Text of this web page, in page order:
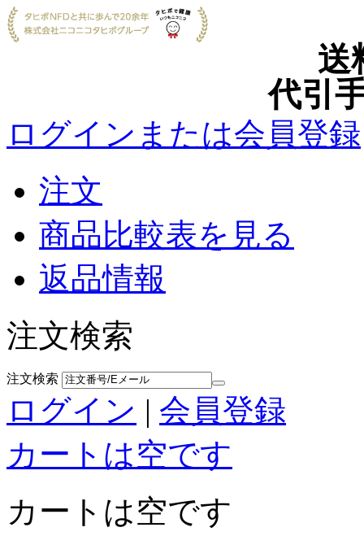
送
代引
ログインまたは会員登録
注文
商品比較表を見る
返品情報
注文検索
注文検索
ログイン | 会員登録
カートは空です
カートは空です